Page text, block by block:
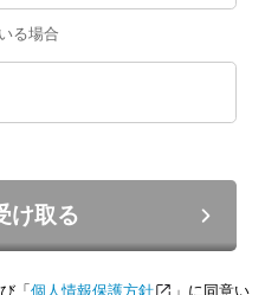
る場合
け取る
「個人情報保護方針
」に同意い